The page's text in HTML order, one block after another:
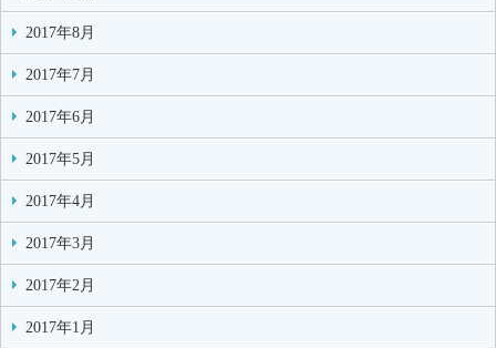
2017年8月
2017年7月
2017年6月
2017年5月
2017年4月
2017年3月
2017年2月
2017年1月